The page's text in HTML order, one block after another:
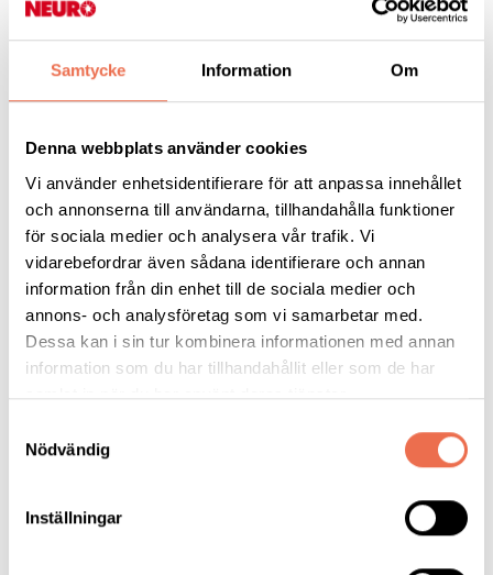
Samtycke Information Om
Denna webbplats använder cookies
Vi använder enhetsidentifierare för att anpassa innehållet
och annonserna till användarna, tillhandahålla funktioner
för sociala medier och analysera vår trafik. Vi
vidarebefordrar även sådana identifierare och annan
information från din enhet till de sociala medier och
annons- och analysföretag som vi samarbetar med.
Dessa kan i sin tur kombinera informationen med annan
information som du har tillhandahållit eller som de har
samlat in när du har använt deras tjänster.
Nödvändig
Inställningar
därmed kanske må bättre, säger Eva Månsson Lexell, en av de
Lunds universitet
MS - multipel skleros